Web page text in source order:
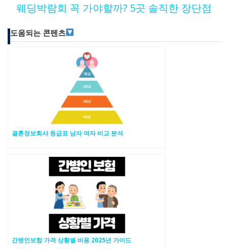
웨딩박람회 꼭 가야할까? 5곳 솔직한 장단점
도움되는 콘텐츠
결혼정보회사 등급표 남자 여자 비교 분석
간병인보험 가격 상황별 비용 2025년 가이드